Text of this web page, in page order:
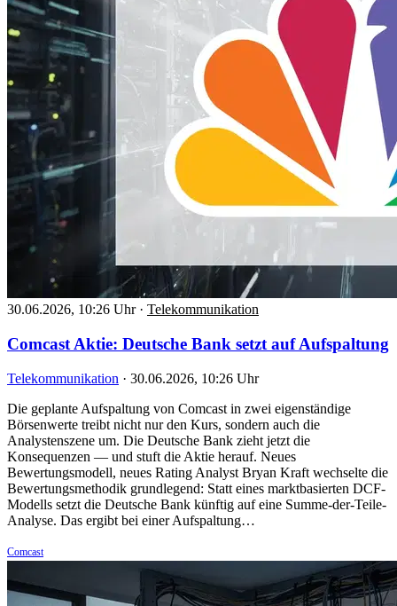
30.06.2026, 10:26 Uhr · Telekommunikation
Comcast Aktie: Deutsche Bank setzt auf Aufspaltung
Telekommunikation · 30.06.2026, 10:26 Uhr
Die geplante Aufspaltung von Comcast in zwei eigenständige
Börsenwerte treibt nicht nur den Kurs, sondern auch die
Analystenszene um. Die Deutsche Bank zieht jetzt die
Konsequenzen — und stuft die Aktie herauf. Neues
Bewertungsmodell, neues Rating Analyst Bryan Kraft wechselte die
Bewertungsmethodik grundlegend: Statt eines marktbasierten DCF-
Modells setzt die Deutsche Bank künftig auf eine Summe-der-Teile-
Analyse. Das ergibt bei einer Aufspaltung…
Comcast